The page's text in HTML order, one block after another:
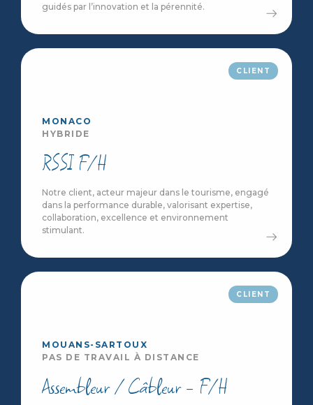
guidés par l’innovation et la pérennité.
MONACO
HYBRIDE
RSSI F/H
Notre client, acteur majeur dans le tourisme, engagé
dans la performance durable, valorisant expertise,
collaboration, excellence et environnement
stimulant.
CLIENT
MOUANS-SARTOUX
PAS DE TRAVAIL À DISTANCE
Assembleur / Câbleur - F/H
CLIENT